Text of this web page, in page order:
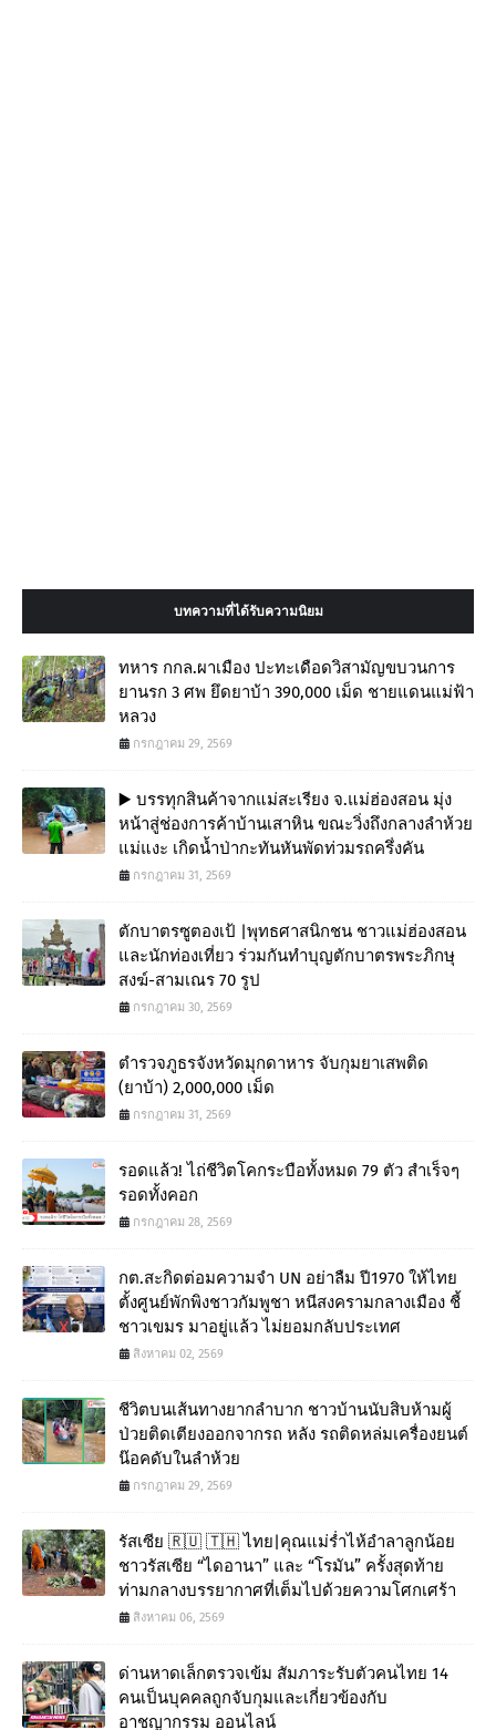
บทความที่ได้รับความนิยม
ทหาร กกล.ผาเมือง ปะทะเดือดวิสามัญขบวนการ
ยานรก 3 ศพ ยึดยาบ้า 390,000 เม็ด ชายแดนแม่ฟ้า
หลวง
กรกฎาคม 29, 2569
▶️ บรรทุกสินค้าจากแม่สะเรียง จ.แม่ฮ่องสอน มุ่ง
หน้าสู่ช่องการค้าบ้านเสาหิน ขณะวิ่งถึงกลางลำห้วย
แม่แงะ เกิดน้ำป่ากะทันหันพัดท่วมรถครึ่งคัน
กรกฎาคม 31, 2569
ตักบาตรซูตองเป้ |พุทธศาสนิกชน ชาวแม่ฮ่องสอน
และนักท่องเที่ยว ร่วมกันทำบุญตักบาตรพระภิกษุ
สงฆ์-สามเณร 70 รูป
กรกฎาคม 30, 2569
ตำรวจภูธรจังหวัดมุกดาหาร จับกุมยาเสพติด
(ยาบ้า) 2,000,000 เม็ด
กรกฎาคม 31, 2569
รอดแล้ว! ไถ่ชีวิตโคกระบือทั้งหมด 79 ตัว สำเร็จๆ
รอดทั้งคอก
กรกฎาคม 28, 2569
กต.สะกิดต่อมความจำ UN อย่าลืม ปี1970 ให้ไทย
ตั้งศูนย์พักพิงชาวกัมพูชา หนีสงครามกลางเมือง ชี้
ชาวเขมร มาอยู่แล้ว ไม่ยอมกลับประเทศ
สิงหาคม 02, 2569
ชีวิตบนเส้นทางยากลำบาก ชาวบ้านนับสิบห้ามผู้
ป่วยติดเตียงออกจากรถ หลัง รถติดหล่มเครื่องยนต์
น๊อคดับในลำห้วย
กรกฎาคม 29, 2569
รัสเซีย 🇷🇺 🇹🇭 ไทย|คุณแม่ร่ำไห้อำลาลูกน้อย
ชาวรัสเซีย “ไดอานา” และ “โรมัน” ครั้งสุดท้าย
ท่ามกลางบรรยากาศที่เต็มไปด้วยความโศกเศร้า
สิงหาคม 06, 2569
ด่านหาดเล็กตรวจเข้ม สัมภาระรับตัวคนไทย 14
คนเป็นบุคคลถูกจับกุมและเกี่ยวข้องกับ
อาชญากรรม ออนไลน์